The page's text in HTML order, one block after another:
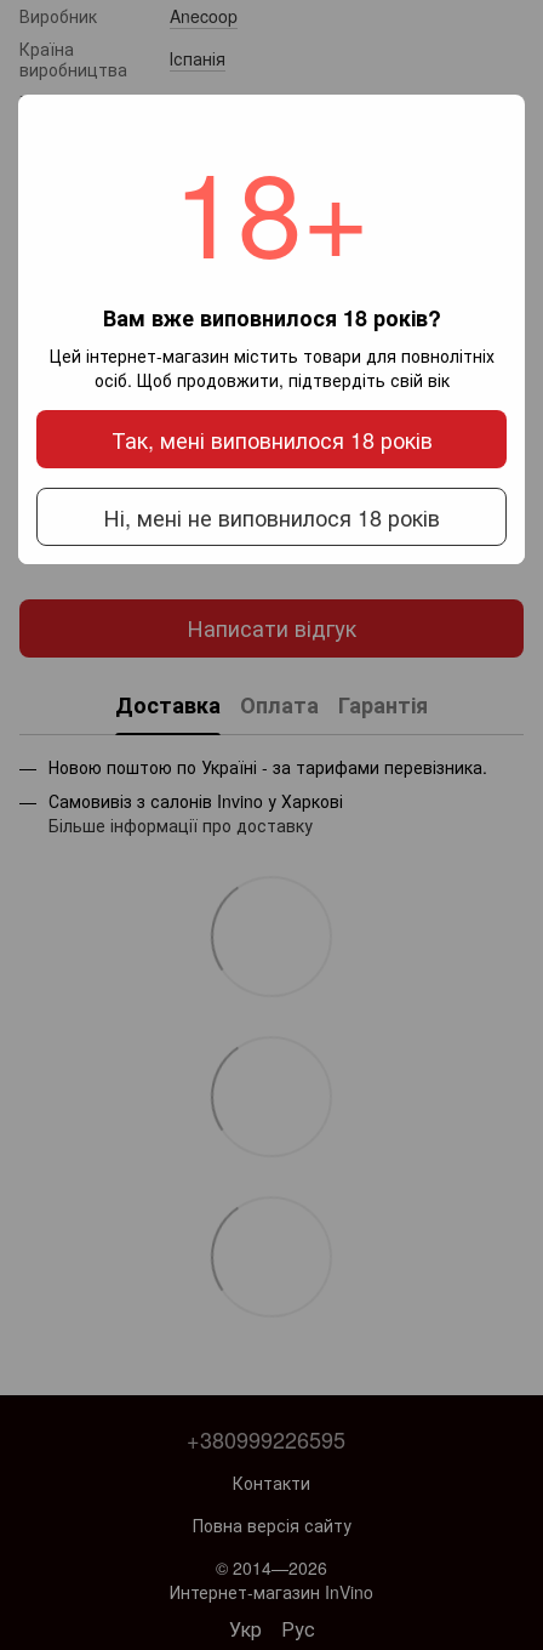
18+
Вам вже виповнилося 18 років?
Цей інтернет-магазин містить товари для повнолітніх
осіб. Щоб продовжити, підтвердіть свій вік
Так, мені виповнилося 18 років
Ні, мені не виповнилося 18 років
Виробник
Anecoop
Країна
виробництва
Іспанія
Регіон
Валенсія
Мускат
Солодке
Відгуки
Написати відгук
Доставка Оплата Гарантія
Новою поштою по Україні - за тарифами перевізника.
Самовивіз з салонів Invino у Харкові
Більше інформації про доставку
+380999226595
Контакти
Повна версія сайту
© 2014—2026
Интернет-магазин InVino
Укр Рус